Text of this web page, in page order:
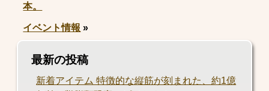
本。
イベント情報 »
最新の投稿
新着アイテム 特徴的な縦筋が刻まれた、約1億